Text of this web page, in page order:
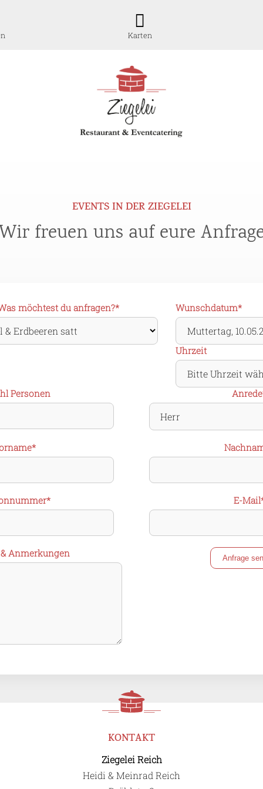
Karten
EVENTS IN DER ZIEGELEI
freuen uns auf eure
möchtest du anfragen?* Pflichtfeld
Wunschdatum*
Uhrzeit
Personen Anrede
*
* E-Mail
Anmerkungen Anfrage
KONTAKT
Ziegelei Reich
Heidi & Meinrad Reich